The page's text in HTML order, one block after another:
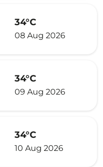
34°C
08 Aug 2026
34°C
09 Aug 2026
34°C
10 Aug 2026